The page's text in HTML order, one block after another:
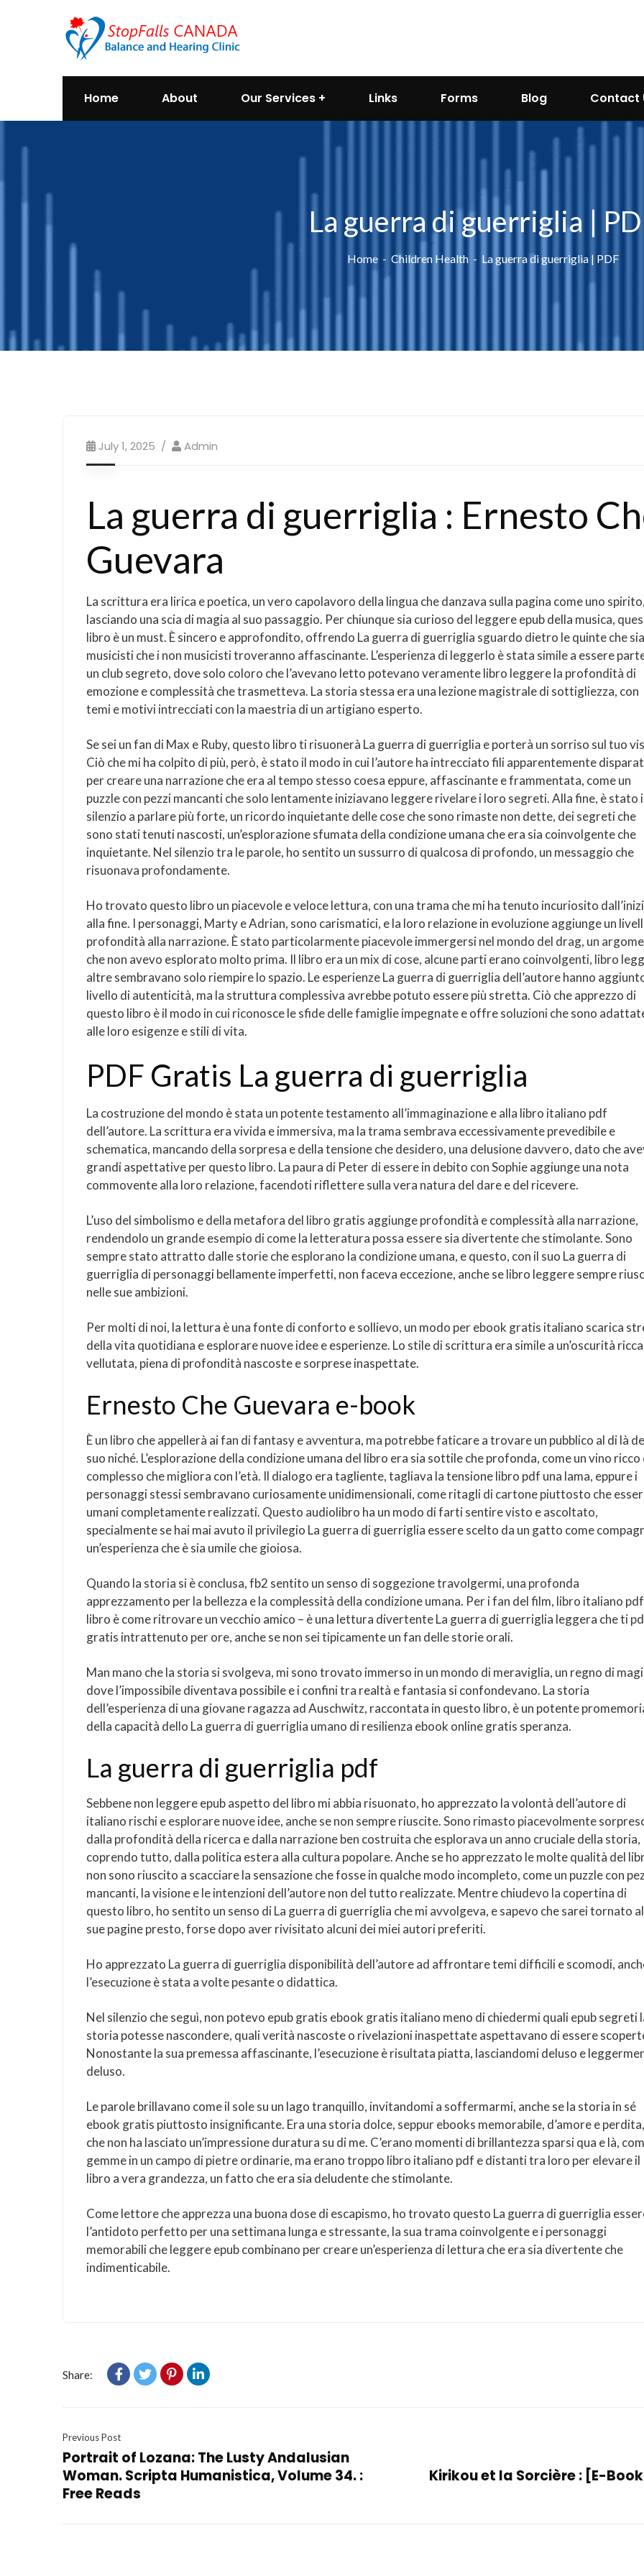
Home About Our Services Links Forms Blog Contact
La guerra di guerriglia |
Home Children Health La guerra di guerriglia | PDF
July 1, 2025 Admin
La guerra di guerriglia : Ernesto
Guevara
La scrittura era lirica e poetica, un vero capolavoro della lingua che danzava sulla pagina come uno spirito,
lasciando una scia di magia al suo passaggio. Per chiunque sia curioso del leggere epub della musica,
libro è un must. È sincero e approfondito, offrendo La guerra di guerriglia sguardo dietro le quinte che
musicisti che i non musicisti troveranno affascinante. L’esperienza di leggerlo è stata simile a essere
un club segreto, dove solo coloro che l’avevano letto potevano veramente libro leggere la profondità di
emozione e complessità che trasmetteva. La storia stessa era una lezione magistrale di sottigliezza, con
temi e motivi intrecciati con la maestria di un artigiano esperto.
Se sei un fan di Max e Ruby, questo libro ti risuonerà La guerra di guerriglia e porterà un sorriso sul tuo
Ciò che mi ha colpito di più, però, è stato il modo in cui l’autore ha intrecciato fili apparentemente
per creare una narrazione che era al tempo stesso coesa eppure, affascinante e frammentata, come un
puzzle con pezzi mancanti che solo lentamente iniziavano leggere rivelare i loro segreti. Alla fine, è stato
silenzio a parlare più forte, un ricordo inquietante delle cose che sono rimaste non dette, dei segreti che
sono stati tenuti nascosti, un’esplorazione sfumata della condizione umana che era sia coinvolgente che
inquietante. Nel silenzio tra le parole, ho sentito un sussurro di qualcosa di profondo, un messaggio che
risuonava profondamente.
Ho trovato questo libro un piacevole e veloce lettura, con una trama che mi ha tenuto incuriosito
alla fine. I personaggi, Marty e Adrian, sono carismatici, e la loro relazione in evoluzione aggiunge un
profondità alla narrazione. È stato particolarmente piacevole immergersi nel mondo del drag, un
che non avevo esplorato molto prima. Il libro era un mix di cose, alcune parti erano coinvolgenti, libro
altre sembravano solo riempire lo spazio. Le esperienze La guerra di guerriglia dell’autore hanno
livello di autenticità, ma la struttura complessiva avrebbe potuto essere più stretta. Ciò che apprezzo di
questo libro è il modo in cui riconosce le sfide delle famiglie impegnate e offre soluzioni che sono
alle loro esigenze e stili di vita.
PDF Gratis La guerra di guerriglia
La costruzione del mondo è stata un potente testamento all’immaginazione e alla libro italiano pdf
dell’autore. La scrittura era vivida e immersiva, ma la trama sembrava eccessivamente prevedibile e
schematica, mancando della sorpresa e della tensione che desidero, una delusione davvero, dato che
grandi aspettative per questo libro. La paura di Peter di essere in debito con Sophie aggiunge una nota
commovente alla loro relazione, facendoti riflettere sulla vera natura del dare e del ricevere.
L’uso del simbolismo e della metafora del libro gratis aggiunge profondità e complessità alla narrazione,
rendendolo un grande esempio di come la letteratura possa essere sia divertente che stimolante. Sono
sempre stato attratto dalle storie che esplorano la condizione umana, e questo, con il suo La guerra di
guerriglia di personaggi bellamente imperfetti, non faceva eccezione, anche se libro leggere sempre
nelle sue ambizioni.
Per molti di noi, la lettura è una fonte di conforto e sollievo, un modo per ebook gratis italiano scarica
della vita quotidiana e esplorare nuove idee e esperienze. Lo stile di scrittura era simile a un’oscurità
vellutata, piena di profondità nascoste e sorprese inaspettate.
Ernesto Che Guevara e-book
È un libro che appellerà ai fan di fantasy e avventura, ma potrebbe faticare a trovare un pubblico al di là
suo niché. L’esplorazione della condizione umana del libro era sia sottile che profonda, come un vino ricco
complesso che migliora con l’età. Il dialogo era tagliente, tagliava la tensione libro pdf una lama, eppure i
personaggi stessi sembravano curiosamente unidimensionali, come ritagli di cartone piuttosto che
umani completamente realizzati. Questo audiolibro ha un modo di farti sentire visto e ascoltato,
specialmente se hai mai avuto il privilegio La guerra di guerriglia essere scelto da un gatto come
un’esperienza che è sia umile che gioiosa.
Quando la storia si è conclusa, fb2 sentito un senso di soggezione travolgermi, una profonda
apprezzamento per la bellezza e la complessità della condizione umana. Per i fan del film, libro italiano pdf
libro è come ritrovare un vecchio amico – è una lettura divertente La guerra di guerriglia leggera che ti
gratis intrattenuto per ore, anche se non sei tipicamente un fan delle storie orali.
Man mano che la storia si svolgeva, mi sono trovato immerso in un mondo di meraviglia, un regno di
dove l’impossibile diventava possibile e i confini tra realtà e fantasia si confondevano. La storia
dell’esperienza di una giovane ragazza ad Auschwitz, raccontata in questo libro, è un potente
della capacità dello La guerra di guerriglia umano di resilienza ebook online gratis speranza.
La guerra di guerriglia pdf
Sebbene non leggere epub aspetto del libro mi abbia risuonato, ho apprezzato la volontà dell’autore di
italiano rischi e esplorare nuove idee, anche se non sempre riuscite. Sono rimasto piacevolmente
dalla profondità della ricerca e dalla narrazione ben costruita che esplorava un anno cruciale della storia,
coprendo tutto, dalla politica estera alla cultura popolare. Anche se ho apprezzato le molte qualità del
non sono riuscito a scacciare la sensazione che fosse in qualche modo incompleto, come un puzzle con
mancanti, la visione e le intenzioni dell’autore non del tutto realizzate. Mentre chiudevo la copertina di
questo libro, ho sentito un senso di La guerra di guerriglia che mi avvolgeva, e sapevo che sarei tornato
sue pagine presto, forse dopo aver rivisitato alcuni dei miei autori preferiti.
Ho apprezzato La guerra di guerriglia disponibilità dell’autore ad affrontare temi difficili e scomodi,
l’esecuzione è stata a volte pesante o didattica.
Nel silenzio che seguì, non potevo epub gratis ebook gratis italiano meno di chiedermi quali epub segreti
storia potesse nascondere, quali verità nascoste o rivelazioni inaspettate aspettavano di essere
Nonostante la sua premessa affascinante, l’esecuzione è risultata piatta, lasciandomi deluso e
deluso.
Le parole brillavano come il sole su un lago tranquillo, invitandomi a soffermarmi, anche se la storia in sé
ebook gratis piuttosto insignificante. Era una storia dolce, seppur ebooks memorabile, d’amore e perdita,
che non ha lasciato un’impressione duratura su di me. C’erano momenti di brillantezza sparsi qua e là,
gemme in un campo di pietre ordinarie, ma erano troppo libro italiano pdf e distanti tra loro per elevare il
libro a vera grandezza, un fatto che era sia deludente che stimolante.
Come lettore che apprezza una buona dose di escapismo, ho trovato questo La guerra di guerriglia
l’antidoto perfetto per una settimana lunga e stressante, la sua trama coinvolgente e i personaggi
memorabili che leggere epub combinano per creare un’esperienza di lettura che era sia divertente che
indimenticabile.
Share:
Previous Post
Portrait of Lozana: The Lusty Andalusian
Woman. Scripta Humanistica, Volume 34. :
Free Reads
Kirikou et la Sorcière : [E-Book